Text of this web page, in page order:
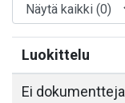
Luokittelu
Ei dokumentteja